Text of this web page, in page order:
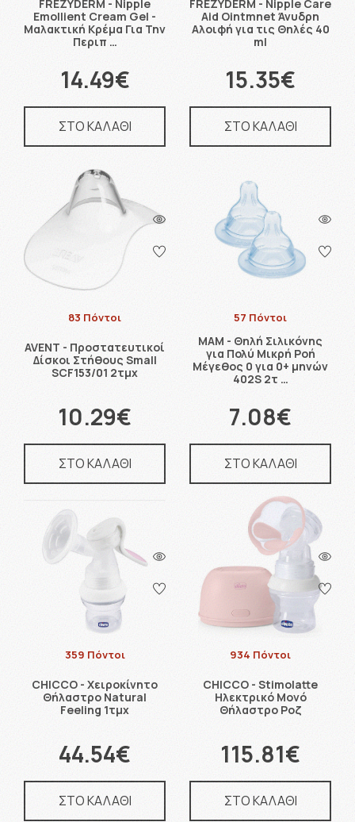
FREZYDERM - Nipple
Emollient Cream Gel -
Μαλακτική Κρέμα Για Την
Περιπ …
14.49€
ΣΤΟ ΚΑΛΑΘΙ
FREZYDERM - Nipple Care
Aid Ointmnet Άνυδρη
Αλοιφή για τις Θηλές 40
ml
15.35€
ΣΤΟ ΚΑΛΑΘΙ
83 Πόντοι
AVENT - Προστατευτικοί
Δίσκοι Στήθους Small
SCF153/01 2τμχ
10.29€
ΣΤΟ ΚΑΛΑΘΙ
57 Πόντοι
MAM - Θηλή Σιλικόνης
για Πολύ Μικρή Ροή
Μέγεθος 0 για 0+ μηνών
402S 2τ …
7.08€
ΣΤΟ ΚΑΛΑΘΙ
359 Πόντοι
CHICCO - Χειροκίνητο
Θήλαστρο Natural
Feeling 1τμχ
44.54€
ΣΤΟ ΚΑΛΑΘΙ
934 Πόντοι
CHICCO - Stimolatte
Ηλεκτρικό Μονό
Θήλαστρο Ροζ
115.81€
ΣΤΟ ΚΑΛΑΘΙ